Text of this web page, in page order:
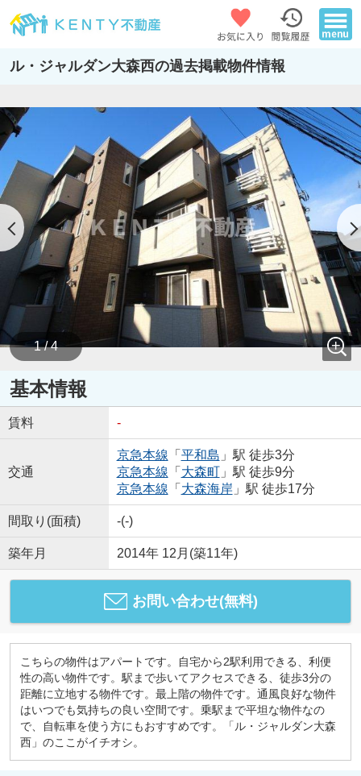
ル・ジャルダン大森西の過去掲載物件情報
1 / 4
基本情報
賃料 -
交通
京急本線 「 平和島 」駅 徒歩3分
京急本線 「 大森町」駅 徒歩9分
京急本線 「 大森海岸 」駅 徒歩17分
間取り(面積) -(-)
築年月 2014年 12月(築11年)
お問い合わせ(無料)
こちらの物件はアパートです。自宅から2駅利用できる、利便
性の高い物件です。駅まで歩いてアクセスできる、徒歩3分の
距離に立地する物件です。最上階の物件です。通風良好な物件
はいつでも気持ちの良い空間です。乗駅まで平坦な物件なの
で、自転車を使う方にもおすすめです。「ル・ジャルダン大森
西」のここがイチオシ。